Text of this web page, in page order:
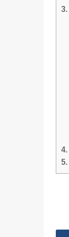
3.
4.
5.